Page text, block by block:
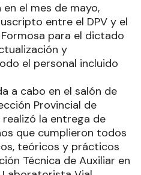
el mes de mayo,
entre el DPV y el
para el dictado
y
el personal incluido
a cabo en el salón de
Provincial de
realizó la entrega de
que cumplieron todos
teóricos y prácticos
Técnica de Auxiliar en